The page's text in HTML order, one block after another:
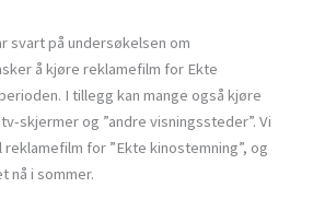
svart på undersøkelsen om
å kjøre reklamefilm for Ekte
I tillegg kan mange også kjøre
skjermer og ”andre visningssteder”. Vi
for ”Ekte kinostemning”, og
nå i sommer.